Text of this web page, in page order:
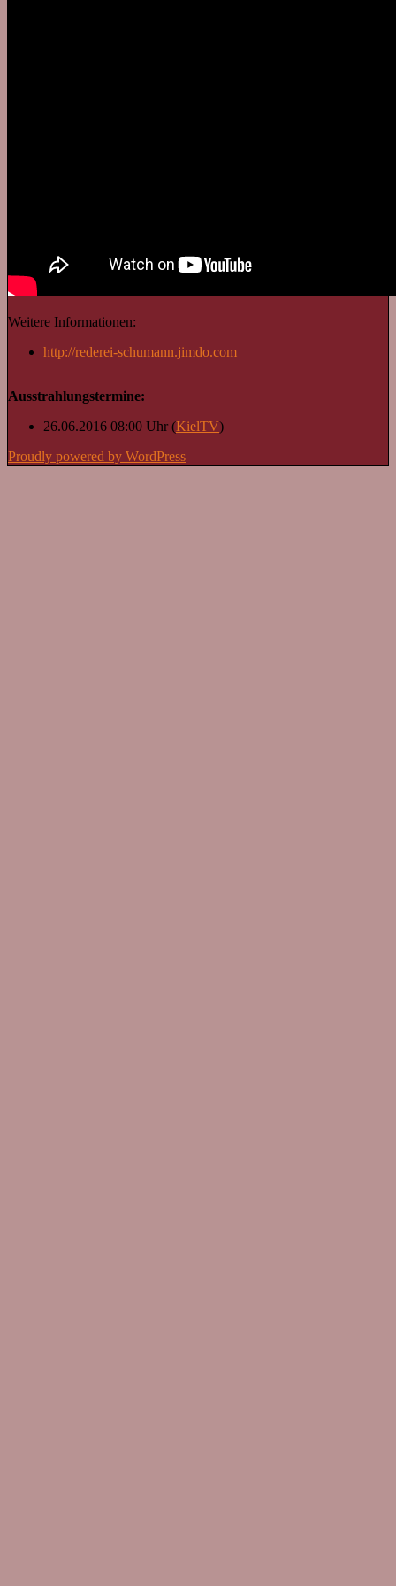
Weitere Informationen:
http://rederei-schumann.jimdo.com
Ausstrahlungstermine:
26.06.2016 08:00 Uhr (KielTV)
Proudly powered by WordPress